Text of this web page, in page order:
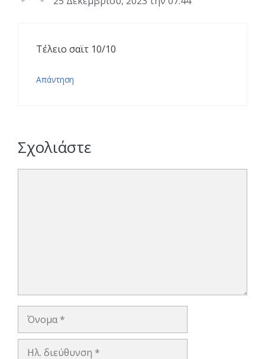
Τέλειο σαϊτ 10/10
Απάντηση
Σχολιάστε
Όνομα
Ηλ.